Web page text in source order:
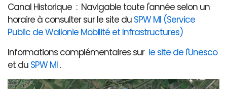
Canal Historique : Navigable toute l'année selon un
horaire à consulter sur le site du SPW MI (Service
Public de Wallonie Mobilité et Infrastructures)
Informations complémentaires sur le site de l'Unesco
et du SPW MI .